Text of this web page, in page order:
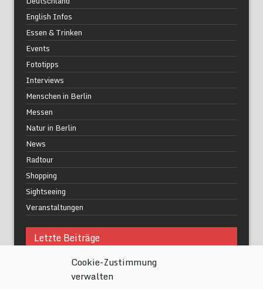
Cookie-Zustimmung
verwalten
English Infos
Essen & Trinken
Events
Fototipps
Interviews
Menschen in Berlin
Messen
Natur in Berlin
News
Radtour
Shopping
Sightseeing
Veranstaltungen
Letzte Beiträge
Was macht urbane Lebensqualität wirklich aus?
Grüne Oasen in Berlin